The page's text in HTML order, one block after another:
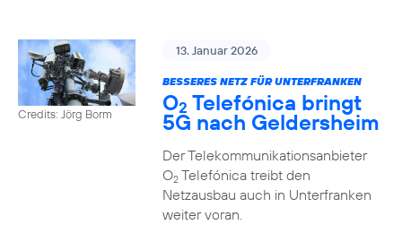
Credits: Jörg Borm
13. Januar 2026
BESSERES NETZ FÜR UNTERFRANKEN
O2 Telefónica bringt
5G nach Geldersheim
Der Telekommunikationsanbieter
O2Telefónica treibt den
Netzausbau auch in Unterfranken
weiter voran.